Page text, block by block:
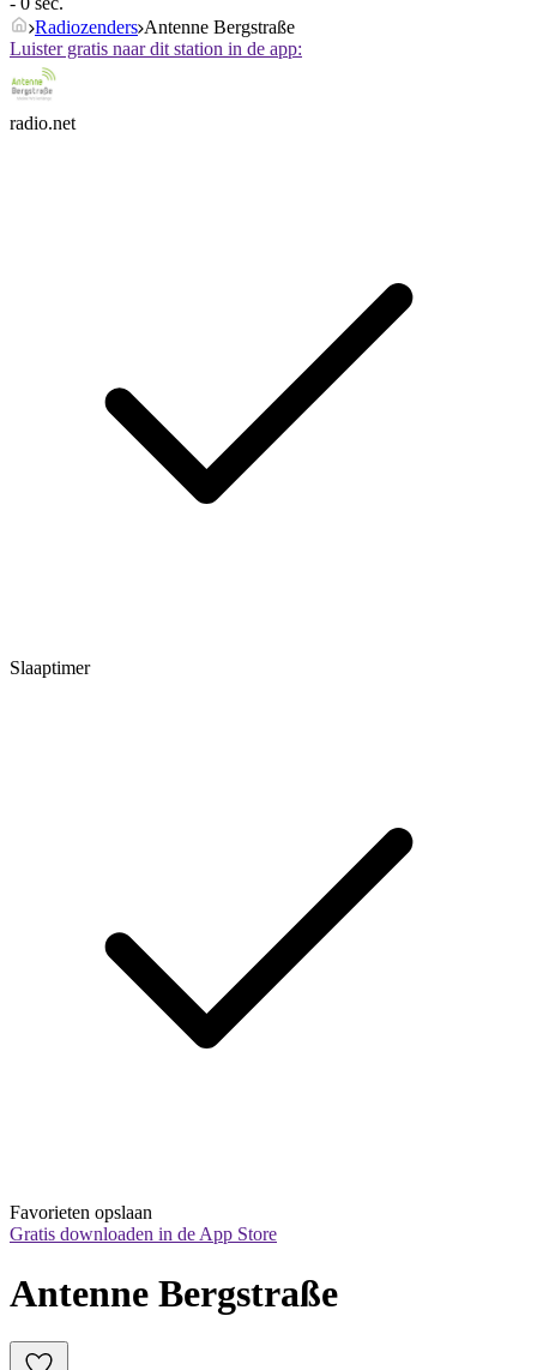
Radiozenders Antenne Bergstraße
Luister gratis naar dit station in de app:
radio.net
Slaaptimer
Favorieten opslaan
Gratis downloaden in de App Store
Antenne Bergstraße